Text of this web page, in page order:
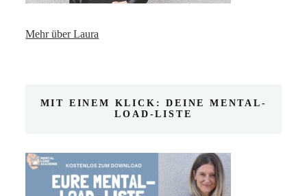
Mehr über Laura
MIT EINEM KLICK: DEINE MENTAL-
LOAD-LISTE